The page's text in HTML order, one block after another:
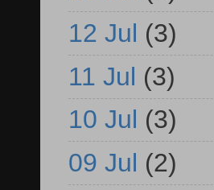
12 Jul (3)
11 Jul (3)
10 Jul (3)
09 Jul (2)